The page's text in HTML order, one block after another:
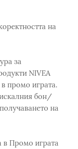
на
за
NIVEA
промо играта.
бон/
на
в Промо играта